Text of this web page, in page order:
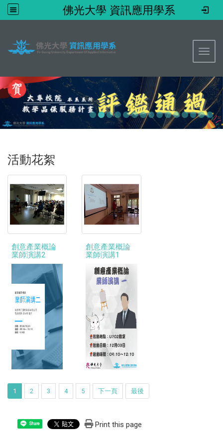
佛光大學 資訊應用學系
活動花絮
創意產業概論
業師演講2
創意產業概論
業師演講1
1 2 3 4 5 下一頁 最後
Share Print this page